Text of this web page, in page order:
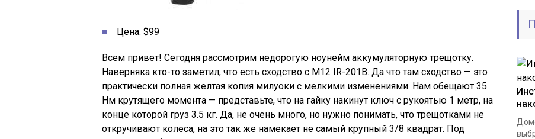
Цена: $99
Всем привет! Сегодня рассмотрим недорогую ноунейм аккумуляторную трещотку.
Наверняка кто-то заметил, что есть сходство с M12 IR-201B. Да что там сходство — это
практически полная желтая копия милуоки с мелкими изменениями. Нам обещают 35
Нм крутящего момента — представьте, что на гайку накинут ключ с рукоятью 1 метр, на
конце которой груз 3.5 кг. Да, не очень много, но нужно понимать, что трещотками не
откручивают колеса, на это так же намекает не самый крупный 3/8 квадрат. Под